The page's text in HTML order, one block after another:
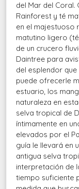
del Mar del
Rainforest y té
en el majestuoso
matutino ligero
de un crucero
Daintree para
del esplendor
puede ofrecerle
estuario, los
naturaleza en
selva tropical de
íntimamente en
elevados por el
guía le llevará en
antigua selva
interpretación de
tiempo suficiente